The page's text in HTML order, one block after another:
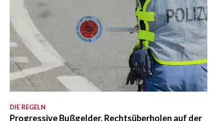
DIE REGELN
Progressive Bußgelder, Rechtsüberholen auf der